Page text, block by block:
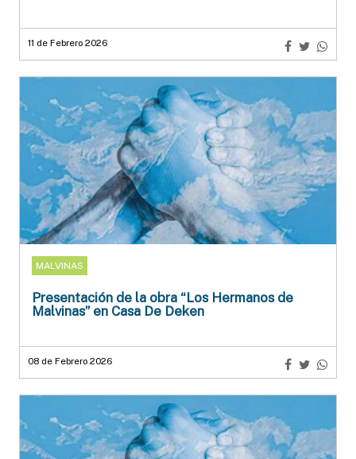
11 de Febrero 2026
MALVINAS
Presentación de la obra “Los Hermanos de
Malvinas” en Casa De Deken
08 de Febrero 2026